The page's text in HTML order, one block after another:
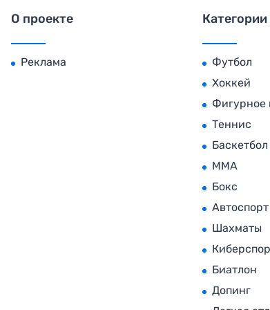
О проекте
Реклама
Категории
Футбол
Хоккей
Фигурное
Теннис
Баскетбол
MMA
Бокс
Автоспорт
Шахматы
Биатлон
Допинг